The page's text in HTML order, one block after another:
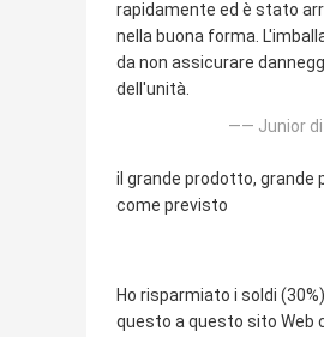
rapidamente ed è stato
nella buona forma.
da non assicurare
dell'unità.
—— Junior di
il grande prodotto, grande
come previsto
Ho risparmiato i soldi
questo a questo sito Web